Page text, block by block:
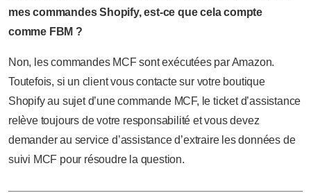
mes commandes Shopify, est-ce que cela compte
comme FBM ?
Non, les commandes MCF sont exécutées par Amazon.
Toutefois, si un client vous contacte sur votre boutique
Shopify au sujet d’une commande MCF, le ticket d’assistance
relève toujours de votre responsabilité et vous devez
demander au service d’assistance d’extraire les données de
suivi MCF pour résoudre la question.